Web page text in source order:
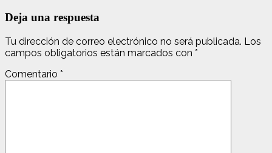
Deja una respuesta
Tu dirección de correo electrónico no será publicada. Los
campos obligatorios están marcados con *
Comentario *